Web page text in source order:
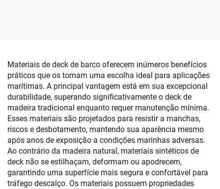
Materiais de deck de barco oferecem inúmeros benefícios
práticos que os tornam uma escolha ideal para aplicações
marítimas. A principal vantagem está em sua excepcional
durabilidade, superando significativamente o deck de
madeira tradicional enquanto requer manutenção mínima.
Esses materiais são projetados para resistir a manchas,
riscos e desbotamento, mantendo sua aparência mesmo
após anos de exposição a condições marinhas adversas.
Ao contrário da madeira natural, materiais sintéticos de
deck não se estilhaçam, deformam ou apodrecem,
garantindo uma superfície mais segura e confortável para
tráfego descalço. Os materiais possuem propriedades